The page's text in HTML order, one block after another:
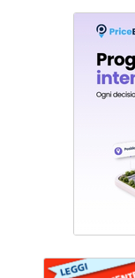
martedì 25 novembre
'RIFORMA